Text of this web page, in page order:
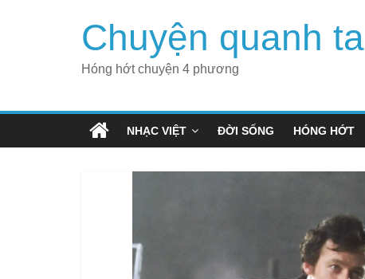
Chuyện quanh ta
Hóng hớt chuyện 4 phương
NHẠC VIỆT ĐỜI SỐNG HÓNG HỚT